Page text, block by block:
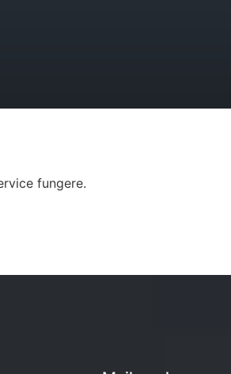
fungere.